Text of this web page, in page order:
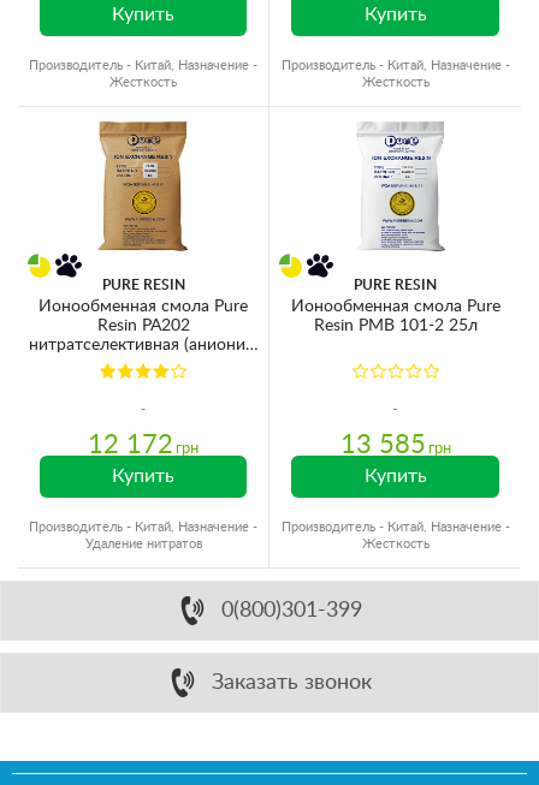
Купить
Производитель - Китай, Назначение -
Жесткость
Купить
Производитель - Китай, Назначение -
Жесткость
PURE RESIN
Ионообменная смола Pure
Resin PA202
нитратселективная (анионит)
25 л
12 172 грн
Купить
Производитель - Китай, Назначение -
Удаление нитратов
PURE RESIN
Ионообменная смола Pure
Resin PMB 101-2 25л
13 585 грн
Купить
Производитель - Китай, Назначение -
Жесткость
0(800)301-399
Заказать звонок